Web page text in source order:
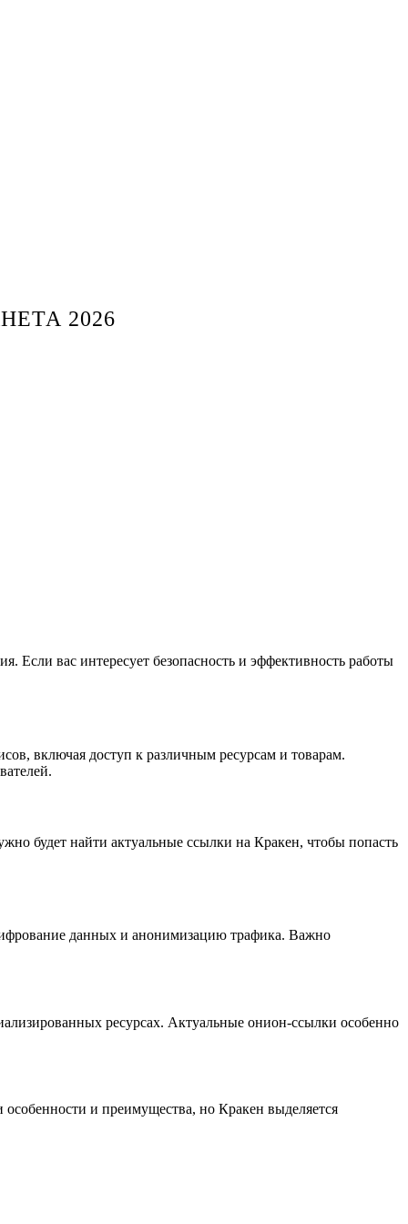
2026
Если вас интересует безопасность и эффективность работы
включая доступ к различным ресурсам и товарам.
будет найти актуальные ссылки на Кракен, чтобы попасть
данных и анонимизацию трафика. Важно
ресурсах. Актуальные онион-ссылки особенно
и преимущества, но Кракен выделяется